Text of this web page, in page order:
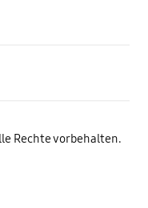
Rechte vorbehalten.